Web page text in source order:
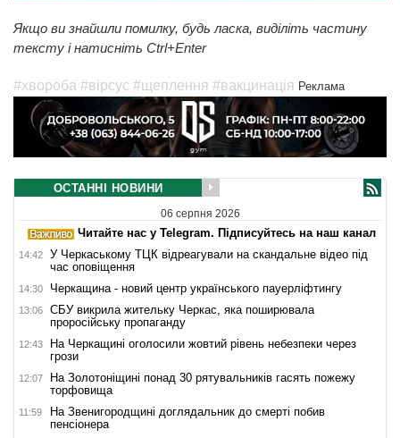
Якщо ви знайшли помилку, будь ласка, виділіть частину
тексту і натисніть Ctrl+Enter
#хвороба #вірсус #щеплення #вакцинація Реклама
ОСТАННІ НОВИНИ
06 серпня 2026
Читайте нас у Telegram. Підписуйтесь на наш канал
14:42
У Черкаському ТЦК відреагували на скандальне відео під
час оповіщення
14:30 Черкащина - новий центр українського пауерліфтингу
13:06
СБУ викрила жительку Черкас, яка поширювала
проросійську пропаганду
12:43
На Черкащині оголосили жовтий рівень небезпеки через
грози
12:07
На Золотоніщині понад 30 рятувальників гасять пожежу
торфовища
11:59
На Звенигородщині доглядальник до смерті побив
пенсіонера